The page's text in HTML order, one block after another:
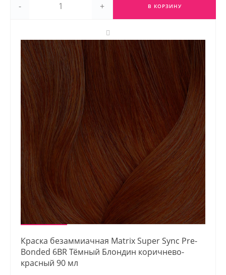
- + В КОРЗИНУ
Краска безаммиачная Matrix Super Sync Pre-
Bonded 6BR Тёмный Блондин коричнево-
красный 90 мл